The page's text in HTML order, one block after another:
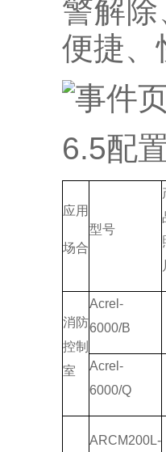
警解
便捷、
6.5配
应用
场合
型号
消防
控制
室
Acrel-
6000/B
Acrel-
6000/Q
ARCM200L-